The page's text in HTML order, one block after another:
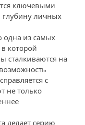
ключевыми
глубину личных
одна из самых
которой
сталкиваются на
с
не только
делает серию